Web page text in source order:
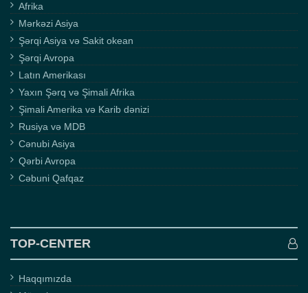
Afrika
Mərkəzi Asiya
Şərqi Asiya və Sakit okean
Şərqi Avropa
Latın Amerikası
Yaxın Şərq və Şimali Afrika
Şimali Amerika və Karib dənizi
Rusiya və MDB
Cənubi Asiya
Qərbi Avropa
Cəbuni Qafqaz
TOP-CENTER
Haqqımızda